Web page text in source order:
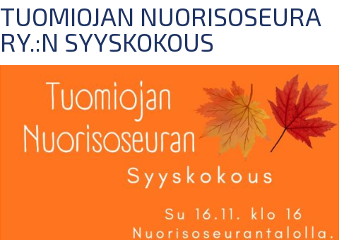
TUOMIOJAN NUORISOSEURA
RY.:N SYYSKOKOUS